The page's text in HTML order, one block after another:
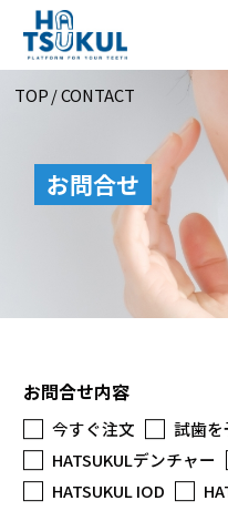
TOP/CONTACT
お問合せ
お問合せ内容
今すぐ注文
試歯を
HATSUKULデンチャー
HATSUKUL IOD